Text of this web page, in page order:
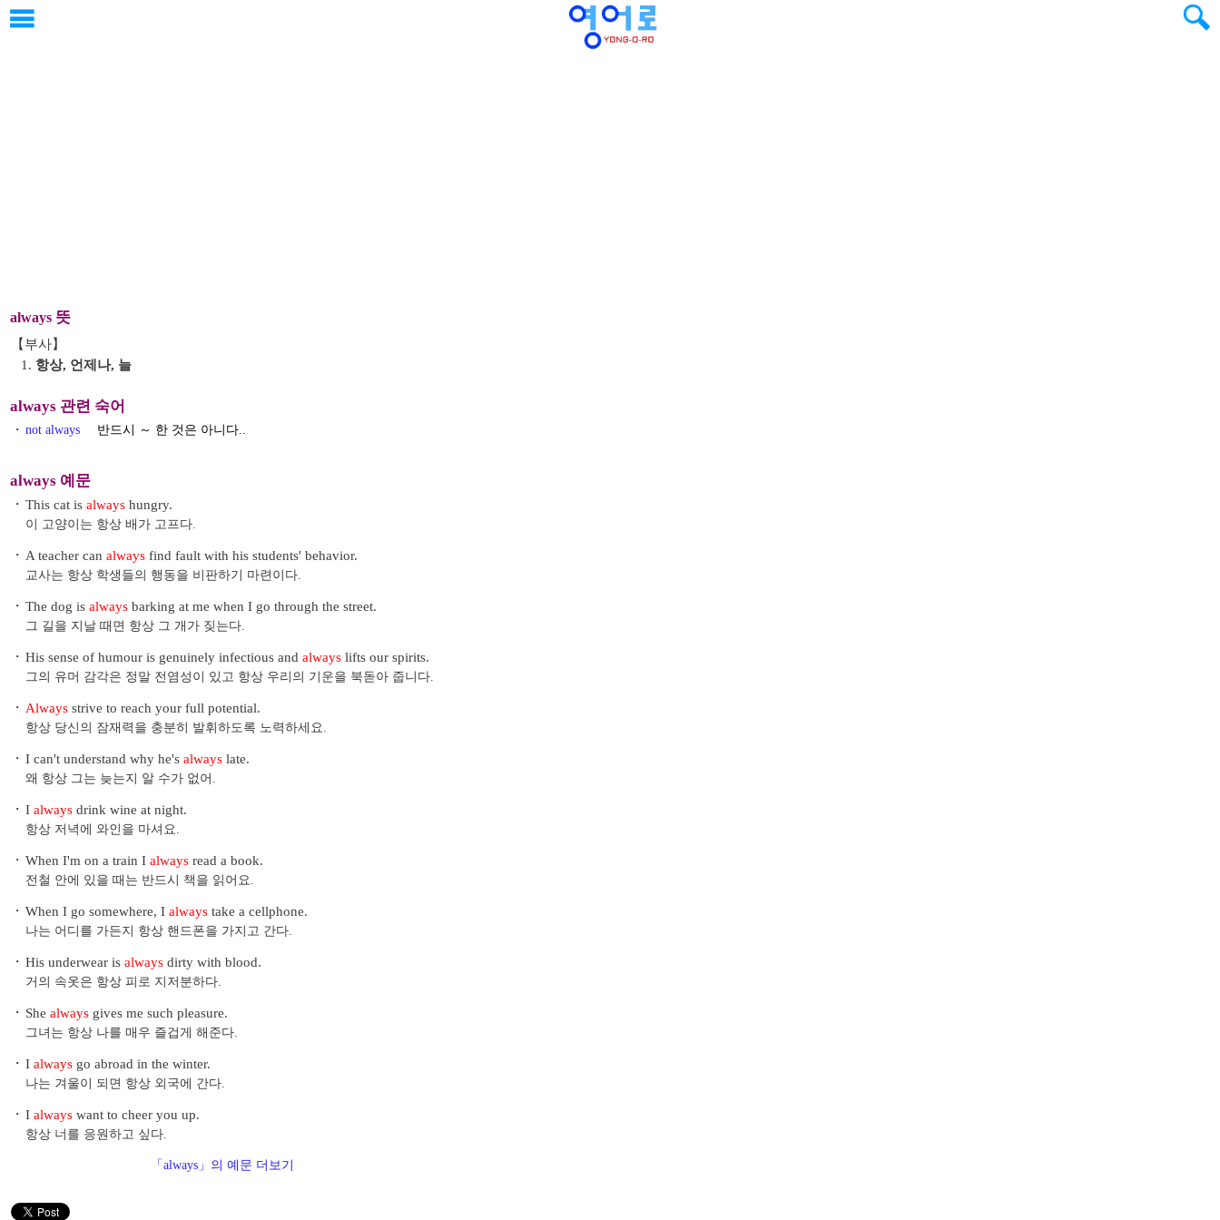
always 뜻
【부사】
1. 항상, 언제나, 늘
always 관련 숙어
・ not always 반드시 ～ 한 것은 아니다..
always 예문
・ This cat is always hungry.
이 고양이는 항상 배가 고프다.
・ A teacher can always find fault with his students' behavior.
교사는 항상 학생들의 행동을 비판하기 마련이다.
・ The dog is always barking at me when I go through the street.
그 길을 지날 때면 항상 그 개가 짖는다.
・ His sense of humour is genuinely infectious and always lifts our spirits.
그의 유머 감각은 정말 전염성이 있고 항상 우리의 기운을 북돋아 줍니다.
・ Always strive to reach your full potential.
항상 당신의 잠재력을 충분히 발휘하도록 노력하세요.
・ I can't understand why he's always late.
왜 항상 그는 늦는지 알 수가 없어.
・ I always drink wine at night.
항상 저녁에 와인을 마셔요.
・ When I'm on a train I always read a book.
전철 안에 있을 때는 반드시 책을 읽어요.
・ When I go somewhere, I always take a cellphone.
나는 어디를 가든지 항상 핸드폰을 가지고 간다.
・ His underwear is always dirty with blood.
거의 속옷은 항상 피로 지저분하다.
・ She always gives me such pleasure.
그녀는 항상 나를 매우 즐겁게 해준다.
・ I always go abroad in the winter.
나는 겨울이 되면 항상 외국에 간다.
・ I always want to cheer you up.
항상 너를 응원하고 싶다.
「always」의 예문 더보기